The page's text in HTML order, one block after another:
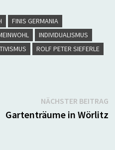
FINIS GERMANIA
INDIVIDUALISMUS
ROLF PETER SIEFERLE
NÄCHSTER BEITRAG
Gartenträume in Wörlitz